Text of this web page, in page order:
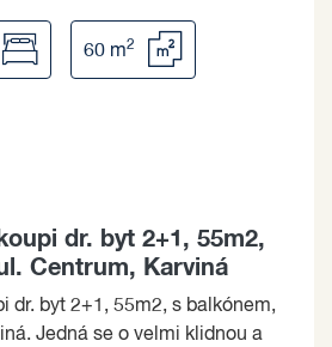
60 m2
dr. byt 2+1, 55m2,
Centrum, Karviná
dr. byt 2+1, 55m2, s balkónem,
Jedná se o velmi klidnou a